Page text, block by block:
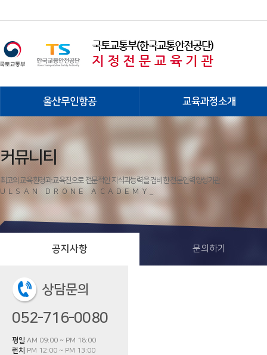
울산무인항공 교육과정소개
상담문의
052-716-0080
평일 AM 09:00 ~ PM 18:00
런치 PM 12:00 ~ PM 13:00
커뮤니티
최고의 교육환경과 교육진으로 전문적인 지식과능력을 겸비한 전문인력양성기관
ULSAN DRONE ACADEMY_
공지사항 문의하기